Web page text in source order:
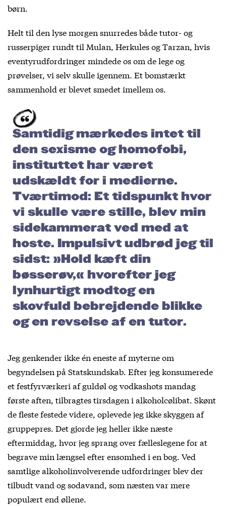
børn.
Helt til den lyse morgen snurredes både tutor- og
russerpiger rundt til Mulan, Herkules og Tarzan, hvis
eventyrudfordringer mindede os om de lege og
prøvelser, vi selv skulle igennem. Et bomstærkt
sammenhold er blevet smedet imellem os.
Samtidig mærkedes intet til
den sexisme og homofobi,
instituttet har været
udskældt for i medierne.
Tværtimod: Et tidspunkt hvor
vi skulle være stille, blev min
sidekammerat ved med at
hoste. Impulsivt udbrød jeg til
sidst: »Hold kæft din
bøsserøv,« hvorefter jeg
lynhurtigt modtog en
skovfuld bebrejdende blikke
og en revselse af en tutor.
Jeg genkender ikke én eneste af myterne om
begyndelsen på Statskundskab. Efter jeg konsumerede
et festfyrværkeri af guldøl og vodkashots mandag
første aften, tilbragtes tirsdagen i alkoholcølibat. Skønt
de fleste festede videre, oplevede jeg ikke skyggen af
gruppepres. Det gjorde jeg heller ikke næste
eftermiddag, hvor jeg sprang over fælleslegene for at
begrave min længsel efter ensomhed i en bog. Ved
samtlige alkoholinvolverende udfordringer blev der
tilbudt vand og sodavand, som næsten var mere
populært end øllene.